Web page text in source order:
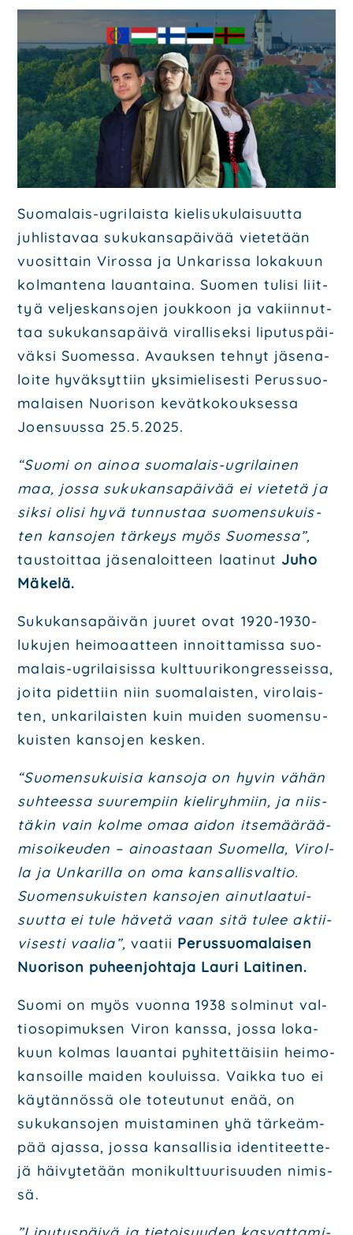
Ohjel­mat
Poliit­ti­set saa­vu­tuk­set
Päät­tä­jät
Ota yhteyt­tä
Hal­li­tus
Ehdo­tuk­set
Päi­vi­tä jäsen­tie­to­si
Mate­ri­aa­li­pank­ki
Lii­ty mei­hin
Suo­ma­lais-ugri­lais­ta kie­li­su­ku­lai­suut­ta
juh­lis­ta­vaa suku­kan­sa­päi­vää vie­te­tään
vuo­sit­tain Viros­sa ja Unka­ris­sa loka­kuun
kol­man­te­na lau­an­tai­na. Suo­men tuli­si liit­
tyä vel­jes­kan­so­jen jouk­koon ja vakiin­nut­
taa suku­kan­sa­päi­vä viral­li­sek­si lipu­tus­päi­
väk­si Suo­mes­sa. Avauk­sen teh­nyt jäse­na­
loi­te hyväk­syt­tiin yksi­mie­li­ses­ti Perus­suo­
ma­lai­sen Nuo­ri­son kevät­ko­kouk­ses­sa
Joen­suus­sa 25.5.2025.
“Suo­mi on ainoa suo­ma­lais-ugri­lai­nen
maa, jos­sa suku­kan­sa­päi­vää ei vie­te­tä ja
sik­si oli­si hyvä tun­nus­taa suo­men­su­kuis­
ten kan­so­jen tär­keys myös Suo­mes­sa”,
taus­toit­taa jäse­na­loit­teen laa­ti­nut Juho
Mäke­lä.
Suku­kan­sa­päi­vän juu­ret ovat 1920-1930-
luku­jen hei­mo­aat­teen innoit­ta­mis­sa suo­
ma­lais-ugri­lai­sis­sa kult­tuu­ri­kongres­seis­sa,
joi­ta pidet­tiin niin suo­ma­lais­ten, viro­lais­
ten, unka­ri­lais­ten kuin mui­den suo­men­su­
kuis­ten kan­so­jen kes­ken.
“Suo­men­su­kui­sia kan­so­ja on hyvin vähän
suh­tees­sa suu­rem­piin kie­li­ryh­miin, ja niis­
tä­kin vain kol­me omaa aidon itse­mää­rää­
mi­soi­keu­den – ainoas­taan Suo­mel­la, Virol­
la ja Unka­ril­la on oma kan­sal­lis­val­tio.
Suo­men­su­kuis­ten kan­so­jen ainut­laa­tui­
suut­ta ei tule häve­tä vaan sitä tulee aktii­
vi­ses­ti vaa­lia”, vaa­tii Perus­suo­ma­lai­sen
Nuo­ri­son puheen­joh­ta­ja Lau­ri Lai­ti­nen.
Suo­mi on myös vuon­na 1938 sol­mi­nut val­
tio­so­pi­muk­sen Viron kans­sa, jos­sa loka­
kuun kol­mas lau­an­tai pyhi­tet­täi­siin hei­mo­
kan­soil­le mai­den kou­luis­sa. Vaik­ka tuo ei
käy­tän­nös­sä ole toteu­tu­nut enää, on
suku­kan­so­jen muis­ta­mi­nen yhä tär­keäm­
pää ajas­sa, jos­sa kan­sal­li­sia iden­ti­teet­te­
jä häi­vy­te­tään moni­kult­tuu­ri­suu­den nimis­
sä.